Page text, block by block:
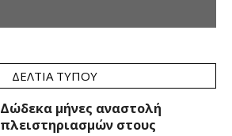
ΔΕΛΤΊΑ ΤΎΠΟΥ
Δώδεκα μήνες αναστολή
πλειστηριασμών στους